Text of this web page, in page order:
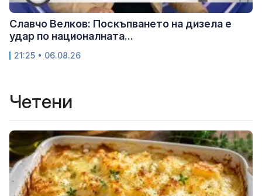
Славчо Велков: Поскъпването на дизела е
удар по националната...
21:25 • 06.08.26
Четени